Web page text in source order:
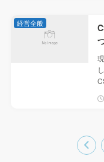
経営全般